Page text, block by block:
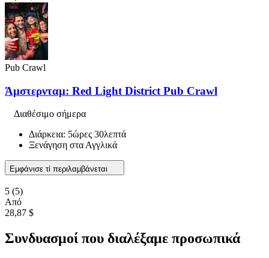
Pub Crawl
Άμστερνταμ: Red Light District Pub Crawl
Διαθέσιμο σήμερα
Διάρκεια: 5ώρες 30λεπτά
Ξενάγηση στα Αγγλικά
Εμφάνισε τί περιλαμβάνεται
5 (5)
Από
28,87 $
Συνδυασμοί που διαλέξαμε προσωπικά